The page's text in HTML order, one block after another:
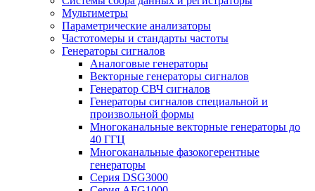
Мультиметры
Параметрические анализаторы
Частотомеры и стандарты частоты
Генераторы сигналов
Аналоговые генераторы
Векторные генераторы сигналов
Генератор СВЧ сигналов
Генераторы сигналов специальной и
произвольной формы
Многоканальные векторные генераторы до
40 ГГЦ
Многоканальные фазокогерентные
генераторы
Серия DSG3000